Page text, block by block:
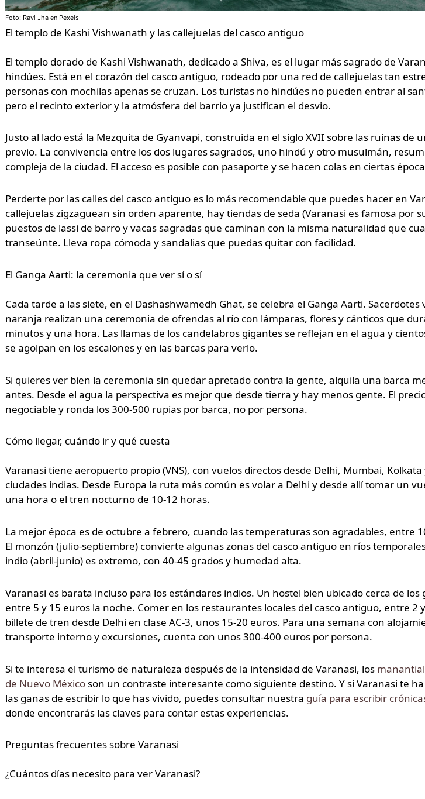
Foto: Ravi Jha en Pexels
El templo de Kashi Vishwanath y las callejuelas del casco antiguo
El templo dorado de Kashi Vishwanath, dedicado a Shiva, es el lugar más sagrado de
hindúes. Está en el corazón del casco antiguo, rodeado por una red de callejuelas tan
personas con mochilas apenas se cruzan. Los turistas no hindúes no pueden entrar al
pero el recinto exterior y la atmósfera del barrio ya justifican el desvio.
Justo al lado está la Mezquita de Gyanvapi, construida en el siglo XVII sobre las ruinas de
previo. La convivencia entre los dos lugares sagrados, uno hindú y otro musulmán,
compleja de la ciudad. El acceso es posible con pasaporte y se hacen colas en ciertas
Perderte por las calles del casco antiguo es lo más recomendable que puedes hacer en
callejuelas zigzaguean sin orden aparente, hay tiendas de seda (Varanasi es famosa por
puestos de lassi de barro y vacas sagradas que caminan con la misma naturalidad que
transeúnte. Lleva ropa cómoda y sandalias que puedas quitar con facilidad.
El Ganga Aarti: la ceremonia que ver sí o sí
Cada tarde a las siete, en el Dashashwamedh Ghat, se celebra el Ganga Aarti. Sacerdotes
naranja realizan una ceremonia de ofrendas al río con lámparas, flores y cánticos que
minutos y una hora. Las llamas de los candelabros gigantes se reflejan en el agua y
se agolpan en los escalones y en las barcas para verlo.
Si quieres ver bien la ceremonia sin quedar apretado contra la gente, alquila una barca
antes. Desde el agua la perspectiva es mejor que desde tierra y hay menos gente. El
negociable y ronda los 300-500 rupias por barca, no por persona.
Cómo llegar, cuándo ir y qué cuesta
Varanasi tiene aeropuerto propio (VNS), con vuelos directos desde Delhi, Mumbai, Kolkata
ciudades indias. Desde Europa la ruta más común es volar a Delhi y desde allí tomar un
una hora o el tren nocturno de 10-12 horas.
La mejor época es de octubre a febrero, cuando las temperaturas son agradables, entre
El monzón (julio-septiembre) convierte algunas zonas del casco antiguo en ríos
indio (abril-junio) es extremo, con 40-45 grados y humedad alta.
Varanasi es barata incluso para los estándares indios. Un hostel bien ubicado cerca de los
entre 5 y 15 euros la noche. Comer en los restaurantes locales del casco antiguo, entre 2
billete de tren desde Delhi en clase AC-3, unos 15-20 euros. Para una semana con
transporte interno y excursiones, cuenta con unos 300-400 euros por persona.
Si te interesa el turismo de naturaleza después de la intensidad de Varanasi, los
de Nuevo Méxicoson un contraste interesante como siguiente destino. Y si Varanasi te
las ganas de escribir lo que has vivido, puedes consultar nuestra guía para escribir
donde encontrarás las claves para contar estas experiencias.
Preguntas frecuentes sobre Varanasi
¿Cuántos días necesito para ver Varanasi?